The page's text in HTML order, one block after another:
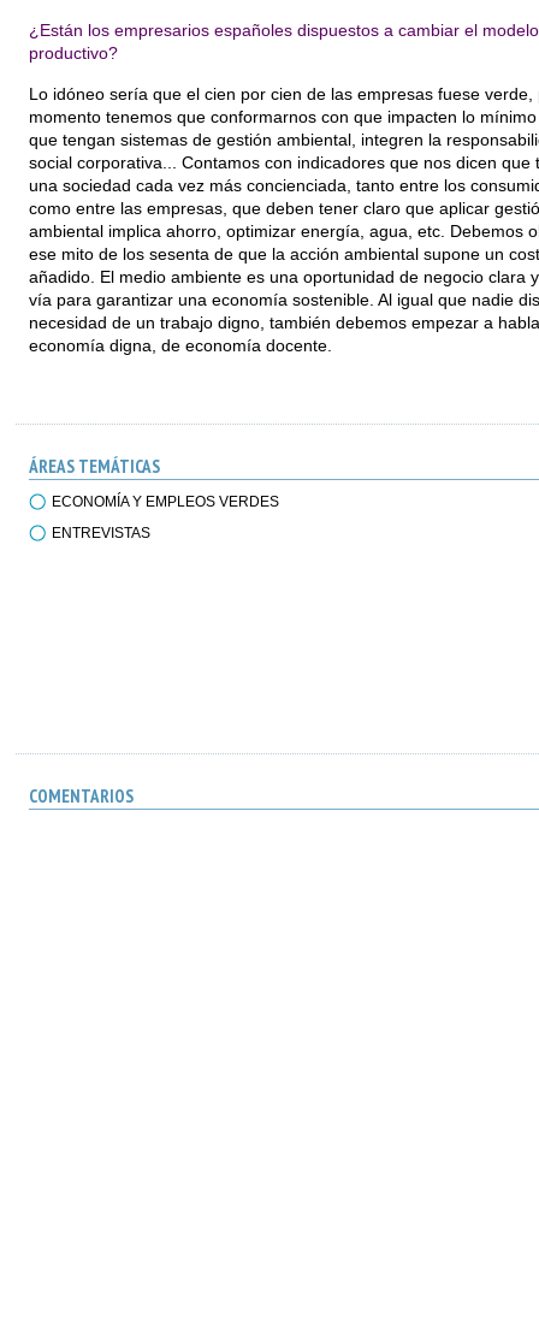
¿Están los empresarios españoles dispuestos a cambiar el modelo
productivo?
Lo idóneo sería que el cien por cien de las empresas fuese verde,
momento tenemos que conformarnos con que impacten lo
que tengan sistemas de gestión ambiental, integren la
social corporativa... Contamos con indicadores que nos dicen que
una sociedad cada vez más concienciada, tanto entre los
como entre las empresas, que deben tener claro que aplicar
ambiental implica ahorro, optimizar energía, agua, etc. Debemos
ese mito de los sesenta de que la acción ambiental supone un
añadido. El medio ambiente es una oportunidad de negocio clara
vía para garantizar una economía sostenible. Al igual que nadie
necesidad de un trabajo digno, también debemos empezar a
economía digna, de economía docente.
ÁREAS TEMÁTICAS
ECONOMÍA Y EMPLEOS VERDES
ENTREVISTAS
COMENTARIOS